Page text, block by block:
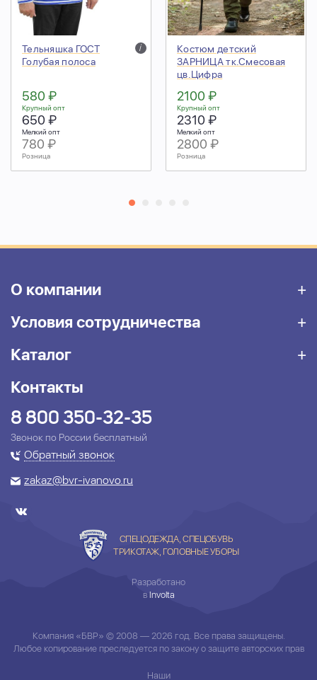
Тельняшка ГОСТ
Голубая полоса
i
580 ₽
Крупный опт
650 ₽
Мелкий опт
780 ₽
Розница
Костюм детский
ЗАРНИЦА тк.Смесовая
цв.Цифра
2100 ₽
Крупный опт
2310 ₽
Мелкий опт
2800 ₽
Розница
О компании
Условия сотрудничества
Каталог
Контакты
8 800 350-32-35
Звонок по России бесплатный
Обратный звонок
zakaz@bvr-ivanovo.ru
СПЕЦОДЕЖДА, СПЕЦОБУВЬ
ТРИКОТАЖ, ГОЛОВНЫЕ УБОРЫ
Разработано
в Involta
Компания «БВР» © 2008 — 2026 год. Все права защищены.
Любое копирование преследуется по закону о защите авторских прав
Наши